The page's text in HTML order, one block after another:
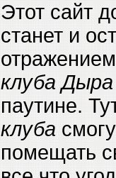
Этот сайт
станет и
клуба Дыра
паутине.
клуба
помещать